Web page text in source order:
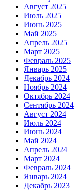
Август 2025
Июль 2025
Июнь 2025
Май 2025
Апрель 2025
Март 2025
Февраль 2025
Январь 2025
Декабрь 2024
Ноябрь 2024
Октябрь 2024
Сентябрь 2024
Август 2024
Июль 2024
Июнь 2024
Май 2024
Апрель 2024
Март 2024
Февраль 2024
Январь 2024
Декабрь 2023